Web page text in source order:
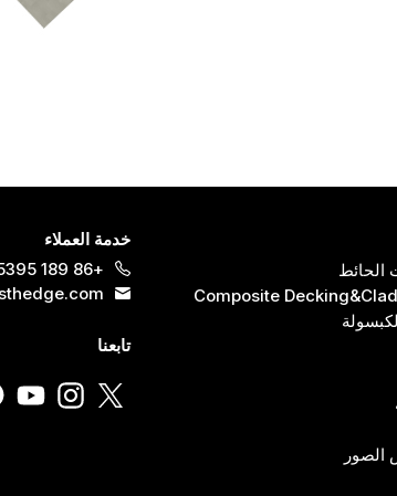
الحائط
Composite
خدمة العملاء
+86 189 5395 5575
تابعنا